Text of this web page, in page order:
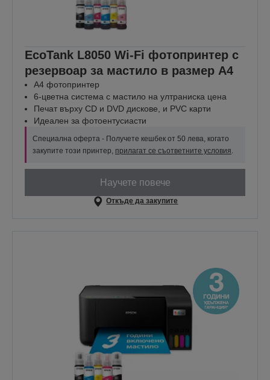
EcoTank L8050 Wi-Fi фотопринтер с
резервоар за мастило в размер A4
A4 фотопринтер
6-цветна система с мастило на ултраниска цена
Печат върху CD и DVD дискове, и PVC карти
Идеален за фотоентусиасти
Специална оферта - Получете кешбек от 50 лева, когато
закупите този принтер, прилагат се съответните условия.
Научете повече
Откъде да закупите